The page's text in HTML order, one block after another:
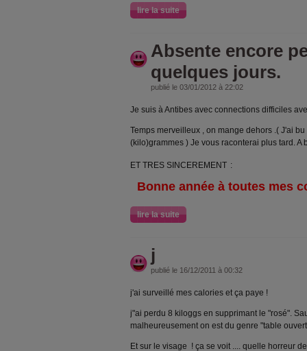
lire la suite
Absente encore
quelques jours.
publié le 03/01/2012 à 22:02
Je suis à Antibes avec connections difficiles
Temps merveilleux , on mange dehors .( J'ai
(kilo)grammes ) Je vous raconterai plus tard. A
ET TRES SINCEREMENT :
Bonne année à toutes mes
lire la suite
j
publié le 16/12/2011 à 00:32
j'ai surveillé mes calories et ça paye !
j"ai perdu 8 kiloggs en supprimant le "rosé".
malheureusement on est du genre "table
Et sur le visage ! ça se voit .... quelle horreur